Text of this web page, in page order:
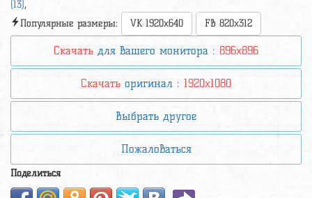
(13),
Популярные размеры:
VK 1920x640 FB 820x312
Скачать для вашего монитора : 896x896
Скачать оригинал : 1920x1080
Выбрать другое
Пожаловаться
Поделиться